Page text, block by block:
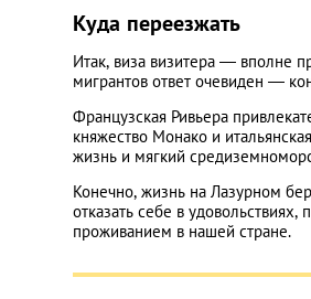
Куда переезжать
Итак, виза визитера — вполне
мигрантов ответ очевиден —
Французская Ривьера
княжество Монако и
жизнь и мягкий
Конечно, жизнь на Лазурном
отказать себе в
проживанием в нашей стране.